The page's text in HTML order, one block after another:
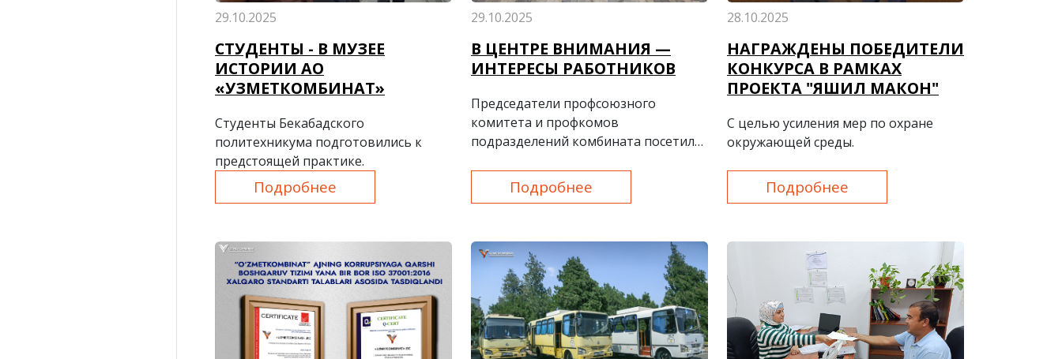
29.10.2025
СТУДЕНТЫ - В МУЗЕЕ
ИСТОРИИ АО
«УЗМЕТКОМБИНАТ»
Студенты Бекабадского
политехникума подготовились к
предстоящей практике.
Подробнее
29.10.2025
В ЦЕНТРЕ ВНИМАНИЯ —
ИНТЕРЕСЫ РАБОТНИКОВ
Председатели профсоюзного
комитета и профкомов
подразделений комбината посетили
Подробнее
28.10.2025
НАГРАЖДЕНЫ ПОБЕДИТЕЛИ
КОНКУРСА В РАМКАХ
ПРОЕКТА "ЯШИЛ МАКОН"
С целью усиления мер по охране
окружающей среды.
Подробнее